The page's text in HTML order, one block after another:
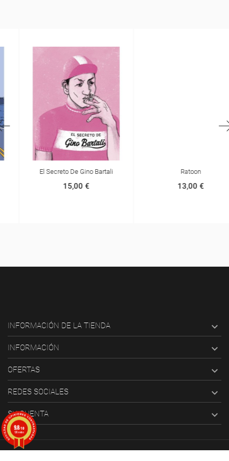
El Secreto De Gino Bartali
15,00 €
Ratoon
13,00 €
INFORMACIÓN DE LA TIENDA 
INFORMACIÓN 
OFERTAS 
REDES SOCIALES 
SU CUENTA 
9.8/10
126 notas